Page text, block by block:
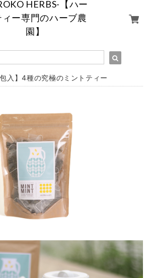
HERBS-【ハー
ィー専門のハーブ農
園】
入】4種の究極のミントティー